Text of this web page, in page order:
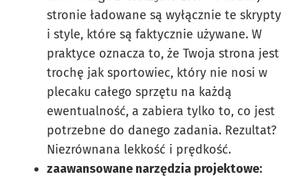
stronie ładowane są wyłącznie te skrypty
i style, które są faktycznie używane. W
praktyce oznacza to, że Twoja strona jest
trochę jak sportowiec, który nie nosi w
plecaku całego sprzętu na każdą
ewentualność, a zabiera tylko to, co jest
potrzebne do danego zadania. Rezultat?
Niezrównana lekkość i prędkość.
zaawansowane narzędzia projektowe: